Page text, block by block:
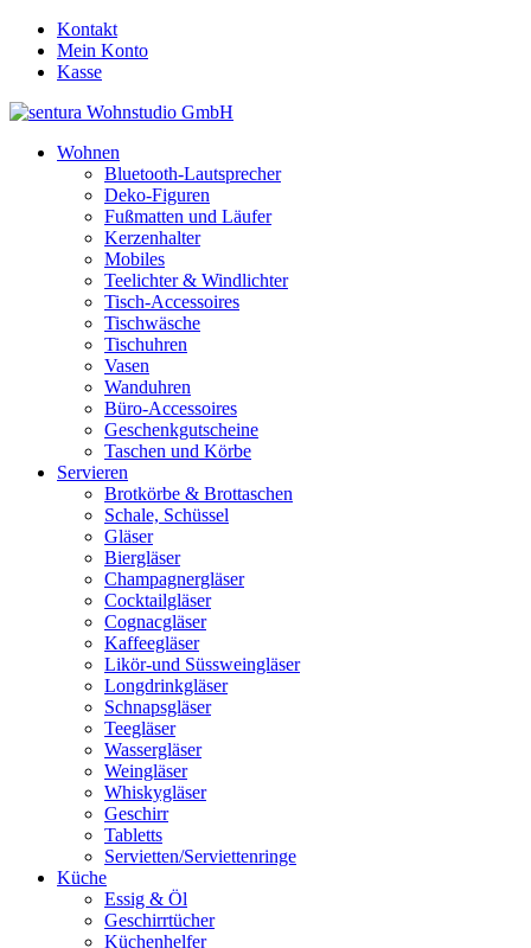
Kontakt
Mein Konto
Kasse
Wohnen
Bluetooth-Lautsprecher
Deko-Figuren
Fußmatten und Läufer
Kerzenhalter
Mobiles
Teelichter & Windlichter
Tisch-Accessoires
Tischwäsche
Tischuhren
Vasen
Wanduhren
Büro-Accessoires
Geschenkgutscheine
Taschen und Körbe
Servieren
Brotkörbe & Brottaschen
Schale, Schüssel
Gläser
Biergläser
Champagnergläser
Cocktailgläser
Cognacgläser
Kaffeegläser
Likör-und Süssweingläser
Longdrinkgläser
Schnapsgläser
Teegläser
Wassergläser
Weingläser
Whiskygläser
Geschirr
Tabletts
Servietten/Serviettenringe
Küche
Essig & Öl
Geschirrtücher
Küchenhelfer